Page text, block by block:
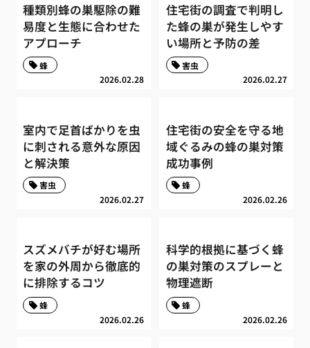
種類別蜂の巣駆除の難
易度と生態に合わせた
アプローチ
2026.02.28
蜂
住宅街の調査で判明し
た蜂の巣が発生しやす
い場所と予防の差
2026.02.27
害虫
室内で足首ばかりを虫
に刺される意外な原因
と解決策
2026.02.27
害虫
住宅街の安全を守る地
域ぐるみの蜂の巣対策
成功事例
2026.02.26
蜂
スズメバチが好む場所
を家の外周から徹底的
に排除するコツ
2026.02.26
蜂
科学的根拠に基づく蜂
の巣対策のスプレーと
物理遮断
2026.02.26
蜂